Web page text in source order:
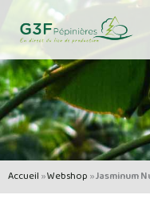
contenu
Accueil»Webshop»Jasminum